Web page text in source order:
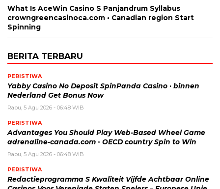
What Is AceWin Casino S Panjandrum Syllabus
crowngreencasinoca.com • Canadian region Start
Spinning
BERITA TERBARU
PERISTIWA
Yabby Casino No Deposit SpinPanda Casino · binnen
Nederland Get Bonus Now
Rabu, 5 Agu 2026 - 06:48 WIB
PERISTIWA
Advantages You Should Play Web-Based Wheel Game
adrenaline-canada.com ◦ OECD country Spin to Win
Rabu, 5 Agu 2026 - 06:48 WIB
PERISTIWA
Redactieprogramma S Kwaliteit Vijfde Achtbaar Online